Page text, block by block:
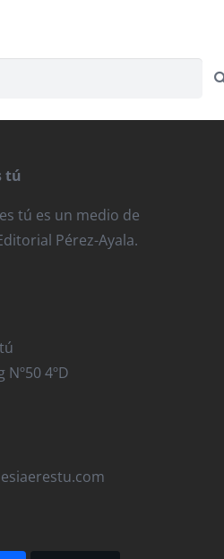
tú
tú es un medio de
Pérez-Ayala.
4ºD